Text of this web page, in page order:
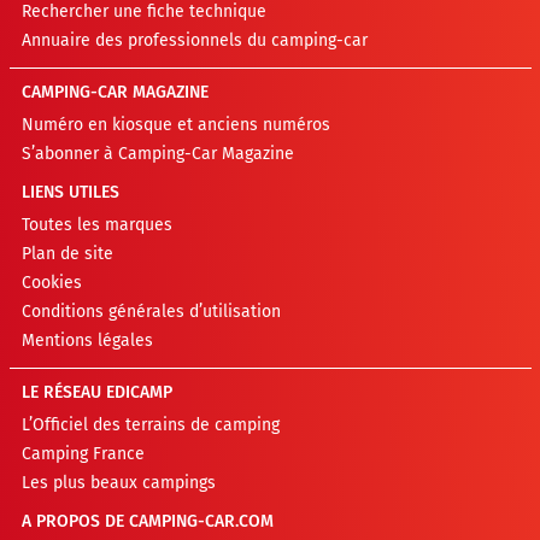
Rechercher une fiche technique
Annuaire des professionnels du camping-car
CAMPING-CAR MAGAZINE
Numéro en kiosque et anciens numéros
S’abonner à Camping-Car Magazine
LIENS UTILES
Toutes les marques
Plan de site
Cookies
Conditions générales d’utilisation
Mentions légales
LE RÉSEAU EDICAMP
L’Officiel des terrains de camping
Camping France
Les plus beaux campings
A PROPOS DE CAMPING-CAR.COM